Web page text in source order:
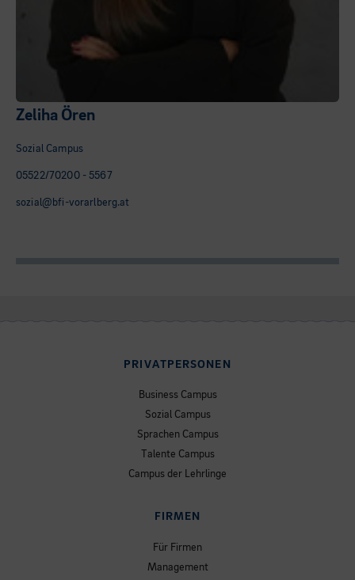
Zeliha Ören
Sozial Campus
05522/70200 - 5567
sozial@bfi-vorarlberg.at
PRIVATPERSONEN
Business Campus
Sozial Campus
Sprachen Campus
Talente Campus
Campus der Lehrlinge
FIRMEN
Für Firmen
Management